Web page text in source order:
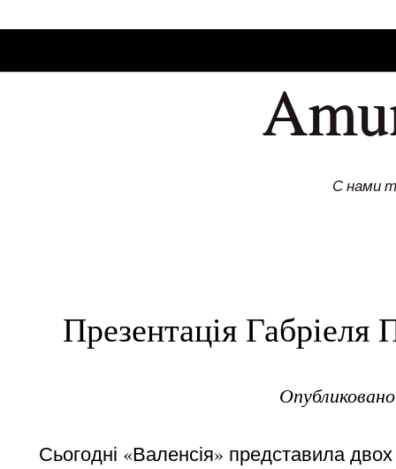
С нами
Презентація
Сьогодні «Валенсія» представила